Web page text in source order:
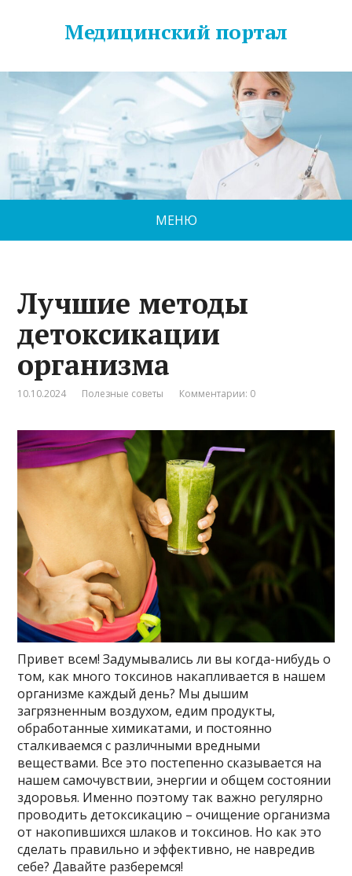
Медицинский портал
МЕНЮ
Лучшие методы
детоксикации
организма
10.10.2024 Полезные советы Комментарии: 0
Привет всем! Задумывались ли вы когда-нибудь о
том, как много токсинов накапливается в нашем
организме каждый день? Мы дышим
загрязненным воздухом, едим продукты,
обработанные химикатами, и постоянно
сталкиваемся с различными вредными
веществами. Все это постепенно сказывается на
нашем самочувствии, энергии и общем состоянии
здоровья. Именно поэтому так важно регулярно
проводить детоксикацию – очищение организма
от накопившихся шлаков и токсинов. Но как это
сделать правильно и эффективно, не навредив
себе? Давайте разберемся!